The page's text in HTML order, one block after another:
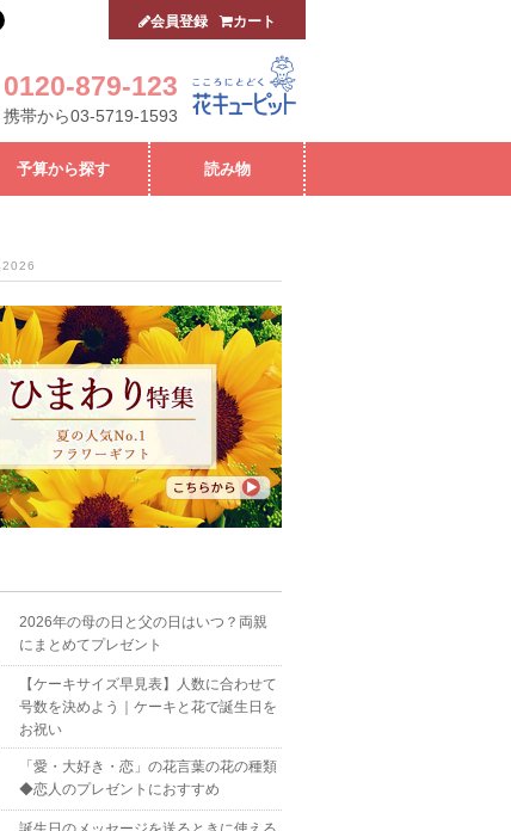
0120-879-123
携帯から03-5719-1593
会員登録 カート
予算から探す 読み物
2026
2026年の母の日と父の日はいつ？両親
にまとめてプレゼント
【ケーキサイズ早見表】人数に合わせて
号数を決めよう｜ケーキと花で誕生日を
お祝い
「愛・大好き・恋」の花言葉の花の種類
◆恋人のプレゼントにおすすめ